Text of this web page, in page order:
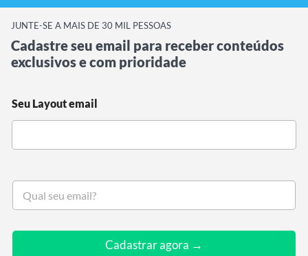
JUNTE-SE A MAIS DE 30 MIL PESSOAS
Cadastre seu email para receber conteúdos
exclusivos e com prioridade
Seu Layout email
S
u
Cadastrar agora →